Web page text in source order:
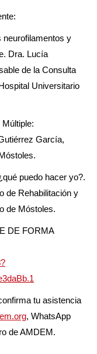
neurofilamentos y
Dra. Lucía
de la Consulta
Universitario
García,
puedo hacer yo?.
de Rehabilitación y
de Móstoles.
DE FORMA
tu asistencia
, WhatsApp
de AMDEM.